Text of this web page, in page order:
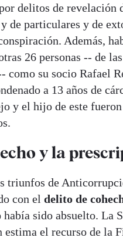
delitos de revelación
de particulares y de
Además,
26 personas -- de
como su socio Rafael
a 13 años de
y el hijo de este fueron
y la
triunfos de
con el delito de
sido absuelto. La
estima el recurso de la